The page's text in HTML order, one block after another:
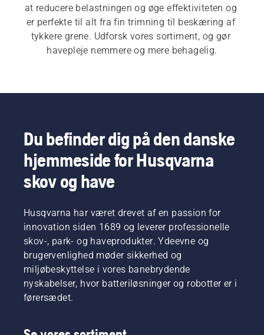
at reducere belastningen og øge effektiviteten og
er perfekte til alt fra fin trimning til beskæring af
tykkere grene. Udforsk vores sortiment, og gør
havepleje nemmere og mere behagelig.
Du befinder dig på den danske
hjemmeside for Husqvarna
skov og have
Husqvarna har været drevet af en passion for
innovation siden 1689 og leverer professionelle
skov-, park- og haveprodukter. Ydeevne og
brugervenlighed møder sikkerhed og
miljøbeskyttelse i vores banebrydende
nyskabelser, hvor batteriløsninger og robotter er i
førersædet.